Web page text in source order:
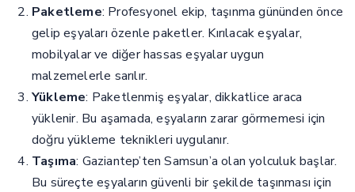
Paketleme: Profesyonel ekip, taşınma gününden önce
gelip eşyaları özenle paketler. Kırılacak eşyalar,
mobilyalar ve diğer hassas eşyalar uygun
malzemelerle sarılır.
Yükleme: Paketlenmiş eşyalar, dikkatlice araca
yüklenir. Bu aşamada, eşyaların zarar görmemesi için
doğru yükleme teknikleri uygulanır.
Taşıma: Gaziantep’ten Samsun’a olan yolculuk başlar.
Bu süreçte eşyaların güvenli bir şekilde taşınması için